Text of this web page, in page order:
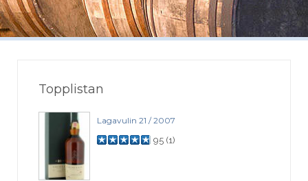
Topplistan
Lagavulin 21 / 2007
95 (1)